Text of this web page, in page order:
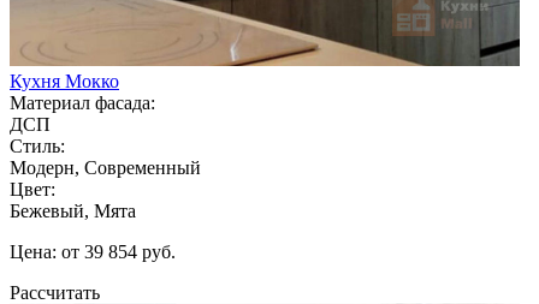
Кухня Мокко
Материал фасада:
ДСП
Стиль:
Модерн, Современный
Цвет:
Бежевый, Мята
Цена: от 39 854 руб.
Рассчитать